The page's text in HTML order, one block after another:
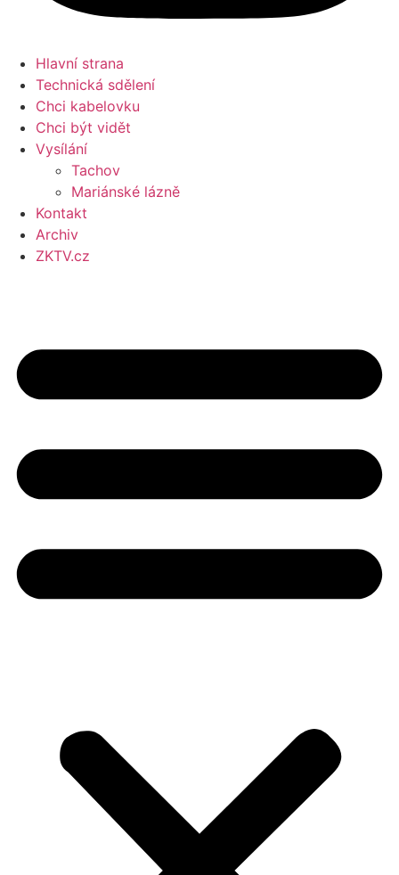
Hlavní strana
Technická sdělení
Chci kabelovku
Chci být vidět
Vysílání
Tachov
Mariánské lázně
Kontakt
Archiv
ZKTV.cz